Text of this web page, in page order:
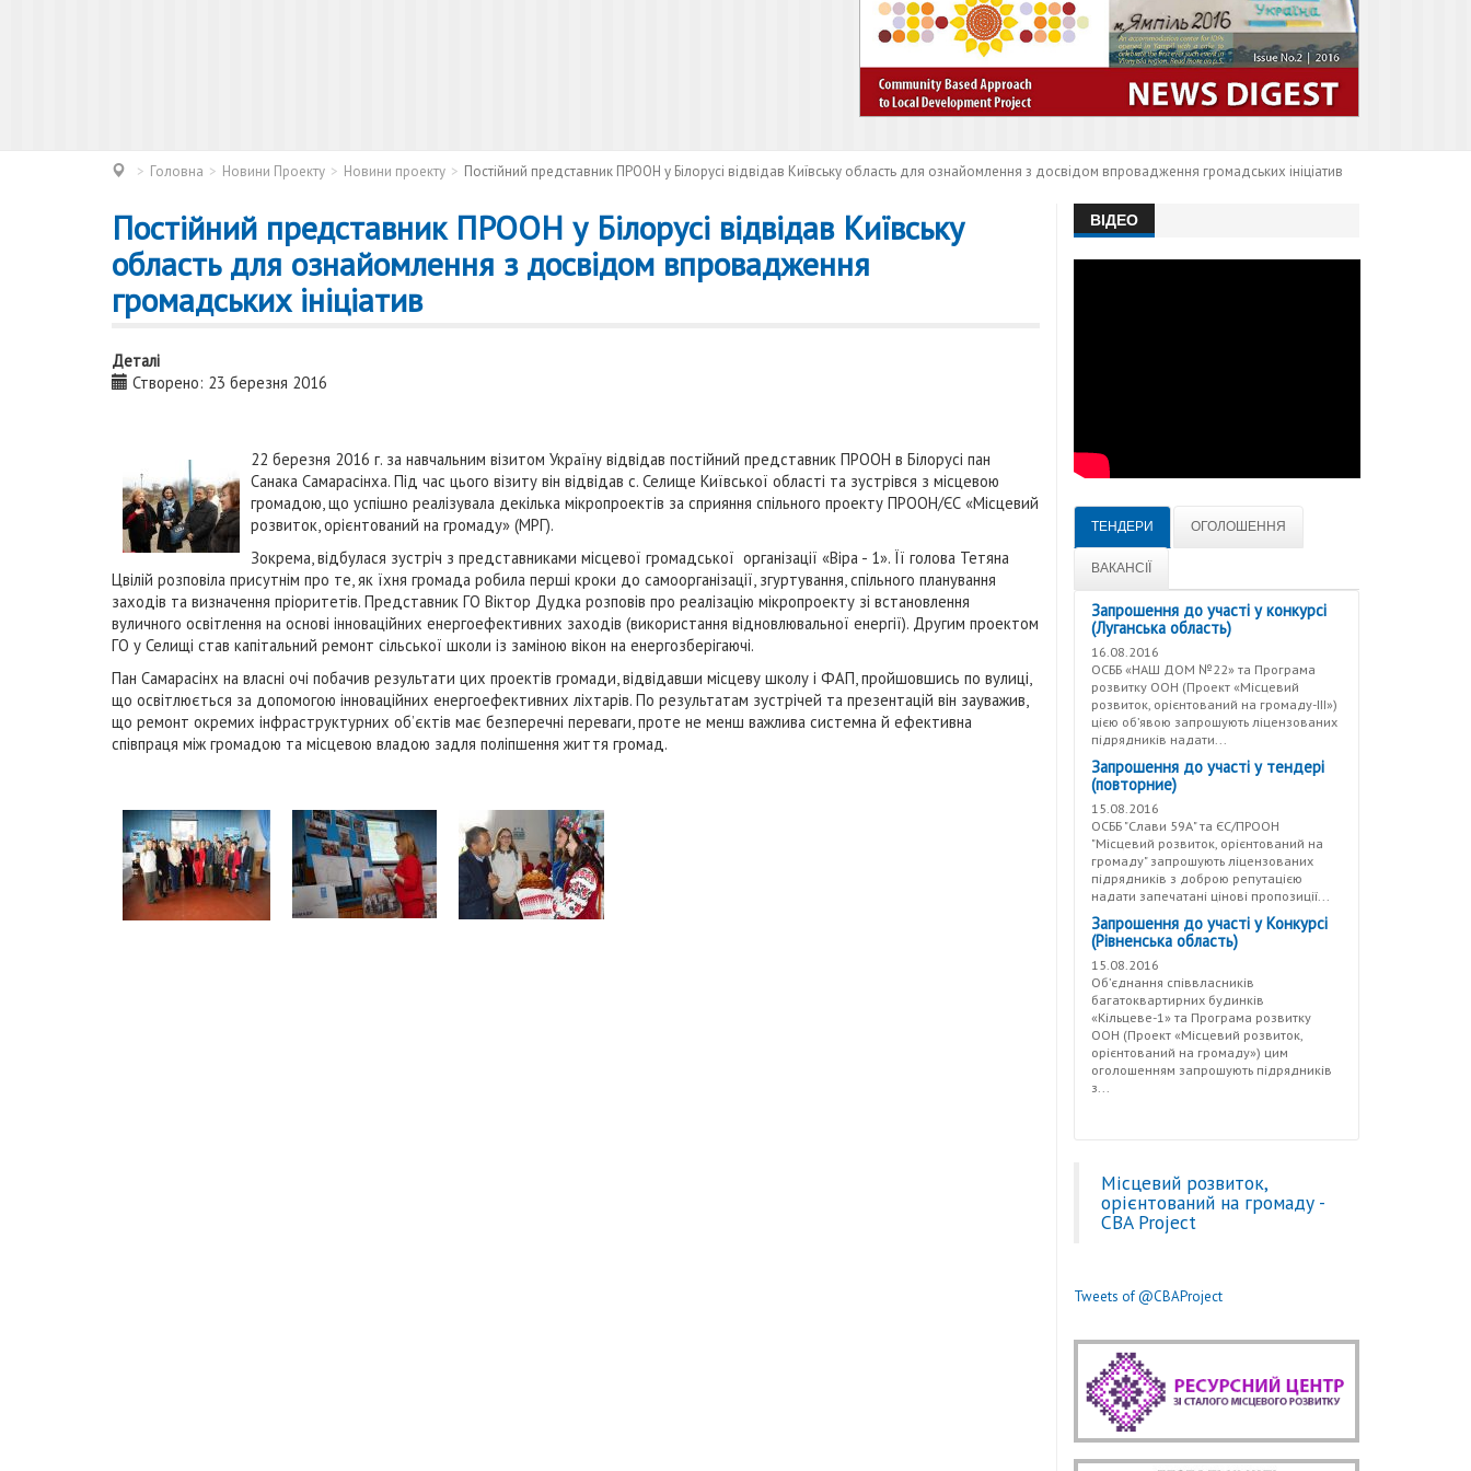
Головна Новини Проекту Новини проекту Постійний представник ПРООН у Білорусі відвідав Київську область для ознайомлення з досвідом впровадження громадських ініціатив
Постійний представник ПРООН у Білорусі відвідав Київську
область для ознайомлення з досвідом впровадження
громадських ініціатив
Деталі
Створено: 23 березня 2016
22 березня 2016 г. за навчальним візитом Україну відвідав постійний представник ПРООН в Білорусі пан
Санака Самарасінха. Під час цього візиту він відвідав с. Селище Київської області та зустрівся з місцевою
громадою, що успішно реалізувала декілька мікропроектів за сприяння спільного проекту ПРООН/ЄС «Місцевий
розвиток, орієнтований на громаду» (МРГ).
Зокрема, відбулася зустріч з представниками місцевої громадської організації «Віра - 1». Її голова Тетяна
Цвілій розповіла присутнім про те, як їхня громада робила перші кроки до самоорганізації, згуртування, спільного планування
заходів та визначення пріоритетів. Представник ГО Віктор Дудка розповів про реалізацію мікропроекту зі встановлення
вуличного освітлення на основі інноваційних енергоефективних заходів (використання відновлювальної енергії). Другим проектом
ГО у Селищі став капітальний ремонт сільської школи із заміною вікон на енергозберігаючі.
Пан Самарасінх на власні очі побачив результати цих проектів громади, відвідавши місцеву школу і ФАП, пройшовшись по вулиці,
що освітлюється за допомогою інноваційних енергоефективних ліхтарів. По результатам зустрічей та презентацій він зауважив,
що ремонт окремих інфраструктурних об’єктів має безперечні переваги, проте не менш важлива системна й ефективна
співпраця між громадою та місцевою владою задля поліпшення життя громад.
ВІДЕО
ТЕНДЕРИ ОГОЛОШЕННЯ
ВАКАНСІЇ
Запрошення до участі у конкурсі
(Луганська область)
16.08.2016
ОСББ «НАШ ДОМ №22» та Програма
розвитку ООН (Проект «Місцевий
розвиток, орієнтований на громаду-ІІІ»)
цією об’явою запрошують ліцензованих
підрядників надати...
Запрошення до участі у тендері
(повторние)
15.08.2016
ОСББ "Слави 59А" та ЄС/ПРООН
"Місцевий розвиток, орієнтований на
громаду" запрошують ліцензованих
підрядників з доброю репутацією
надати запечатані цінові пропозиції...
Запрошення до участі у Конкурсі
(Рівненська область)
15.08.2016
Об’єднання співвласників
багатоквартирних будинків
«Кільцеве-1» та Програма розвитку
ООН (Проект «Місцевий розвиток,
орієнтований на громаду») цим
оголошенням запрошують підрядників
з...
Місцевий розвиток,
орієнтований на громаду -
CBA Project
Tweets of @CBAProject